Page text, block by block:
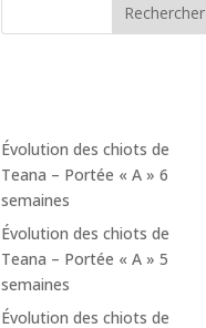
Rechercher
Évolution des chiots de
Teana – Portée « A » 6
semaines
Évolution des chiots de
Teana – Portée « A » 5
semaines
Évolution des chiots de